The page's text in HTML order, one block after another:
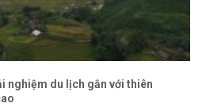
nghiệm du lịch gắn với thiên